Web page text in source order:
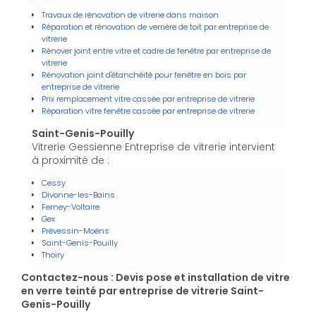
Travaux de rénovation de vitrerie dans maison
Réparation et rénovation de verrière de toit par entreprise de
vitrerie
Rénover joint entre vitre et cadre de fenêtre par entreprise de
vitrerie
Rénovation joint d'étanchéité pour fenêtre en bois par
entreprise de vitrerie
Prix remplacement vitre cassée par entreprise de vitrerie
Réparation vitre fenêtre cassée par entreprise de vitrerie
Saint-Genis-Pouilly
Vitrerie Gessienne Entreprise de vitrerie intervient
à proximité de :
Cessy
Divonne-les-Bains
Ferney-Voltaire
Gex
Prévessin-Moëns
Saint-Genis-Pouilly
Thoiry
Contactez-nous : Devis pose et installation de vitre
en verre teinté par entreprise de vitrerie Saint-
Genis-Pouilly